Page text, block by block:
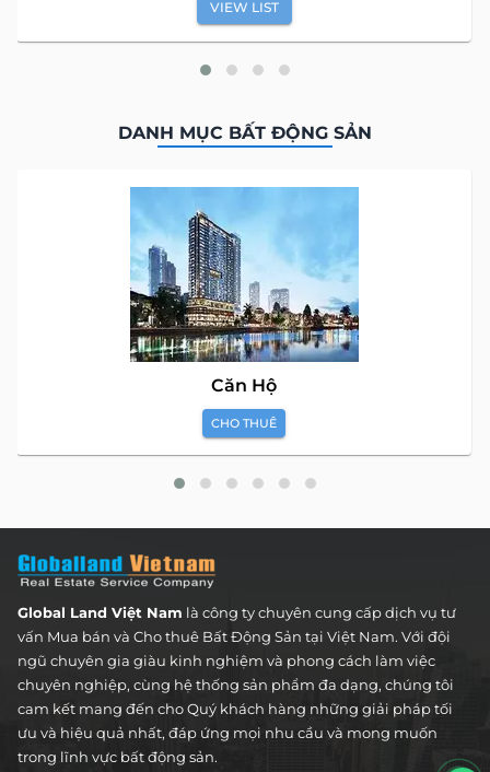
VIEW LIST
DANH MỤC BẤT ĐỘNG SẢN
Căn Hộ
CHO THUÊ
Global Land Việt Nam là công ty chuyên cung cấp dịch vụ tư
vấn Mua bán và Cho thuê Bất Động Sản tại Việt Nam. Với đội
ngũ chuyên gia giàu kinh nghiệm và phong cách làm việc
chuyên nghiệp, cùng hệ thống sản phẩm đa dạng, chúng tôi
cam kết mang đến cho Quý khách hàng những giải pháp tối
ưu và hiệu quả nhất, đáp ứng mọi nhu cầu và mong muốn
trong lĩnh vực bất động sản.